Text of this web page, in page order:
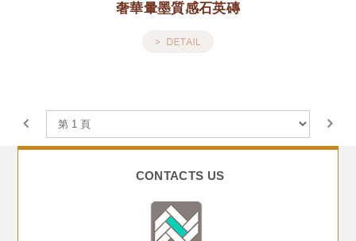
奢華暈墨質感石英磚
CONTACTS US